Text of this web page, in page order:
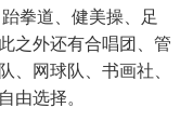
拳道、健美操、足
之外还有合唱团、管
、网球队、书画社、
由选择。